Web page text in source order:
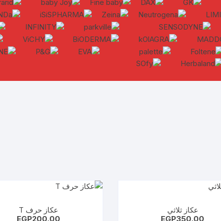
عكاز ثلاثي
EGP350.00
عكاز حرف T
EGP200.00